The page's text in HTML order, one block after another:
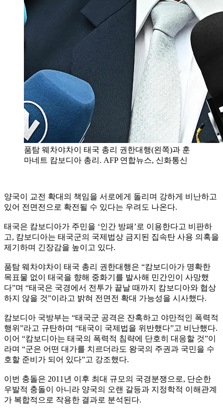
품탐 웨차야차이 태국 총리 권한대행(왼쪽)과 훈
마네트 캄보디아 총리. AFP 연합뉴스, 신화통신
양국이 교전 확대의 책임을 서로에게 돌리며 강하게 비난하고
있어 전면전으로 확전될 수 있다는 우려도 나온다.
태국은 캄보디아가 주민을 ‘인간 방패’로 이용한다고 비판하
고, 캄보디아는 태국군의 국제법상 금지된 집속탄 사용 의혹을
제기하며 긴장감을 높이고 있다.
품탐 웨차야차이 태국 총리 권한대행은 “캄보디아가 명확한
목표물 없이 태국을 향해 중화기를 발사해 민간인이 사망했
다”며 “태국은 국경에서 전투가 끝날 때까지 캄보디아와 협상
하지 않을 것”이라고 밝혀 전면전 확대 가능성을 시사했다.
캄보디아 국방부는 “태국군 공격은 잔혹하고 야만적인 폭력적
행위”라고 규탄하며 “태국이 국제법을 위반했다”고 비난했다.
이어 “캄보디아는 태국의 폭력적 침략에 단호히 대응할 것”이
라며 “군은 어떤 대가를 치르더라도 왕국의 주권과 국민을 수
호할 준비가 되어 있다”고 강조했다.
이번 충돌은 2011년 이후 최대 규모의 국경분쟁으로, 단순한
우발적 충돌이 아니라 양국의 오랜 갈등과 지정학적 이해관계
가 복합적으로 작용한 결과로 분석된다.